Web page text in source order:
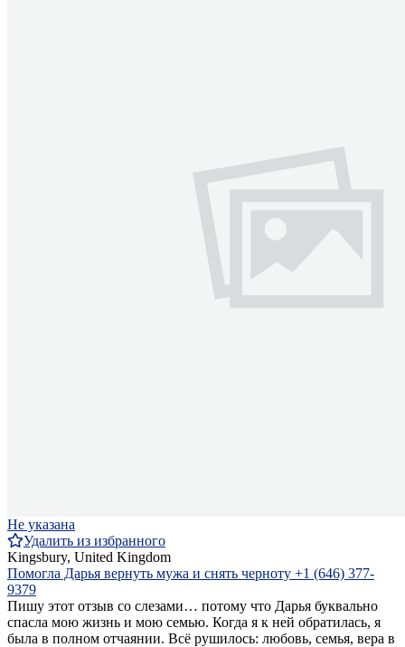
Не указана
Удалить из избранного
Kingsbury, United Kingdom
Помогла Дарья вернуть мужа и снять черноту +1 (646) 377-
9379
Пишу этот отзыв со слезами… потому что Дарья буквально
спасла мою жизнь и мою семью. Когда я к ней обратилась, я
была в полном отчаянии. Всё рушилось: любовь, семья, вера в